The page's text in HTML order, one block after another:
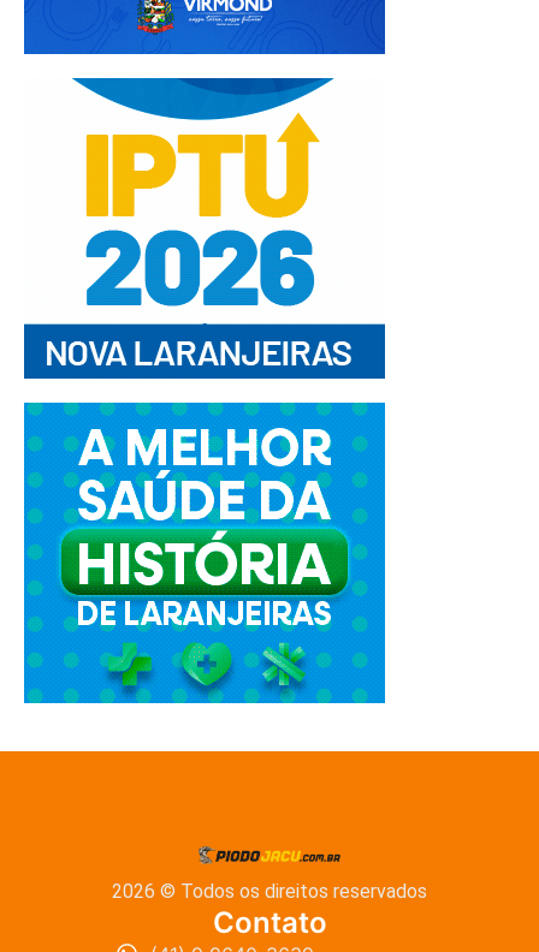
2026 © Todos os direitos reservados
Contato